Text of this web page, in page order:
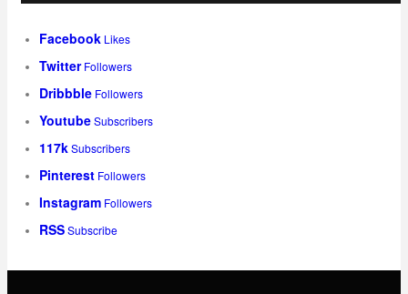
Facebook Likes
Twitter Followers
Dribbble Followers
YoutubeSubscribers
117kSubscribers
Pinterest Followers
Instagram Followers
RSSSubscribe